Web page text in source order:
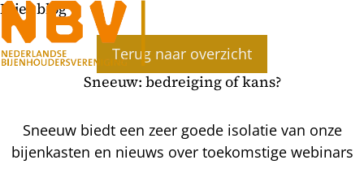
Bijenblog
Terug naar overzicht
Sneeuw: bedreiging of kans?
Sneeuw biedt een zeer goede isolatie van onze
bijenkasten en nieuws over toekomstige webinars